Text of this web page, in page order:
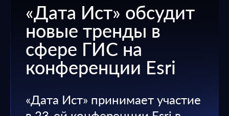
«Дата Ист» обсудит
новые тренды в
сфере ГИС на
конференции Esri
«Дата Ист» принимает участие